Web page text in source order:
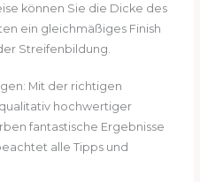
können Sie die Dicke des
ein gleichmäßiges Finish
Streifenbildung.
Mit der richtigen
hochwertiger
fantastische Ergebnisse
alle Tipps und